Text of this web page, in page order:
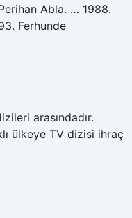
Abla. … 1988.
Ferhunde
arasındadır.
ülkeye TV dizisi ihraç